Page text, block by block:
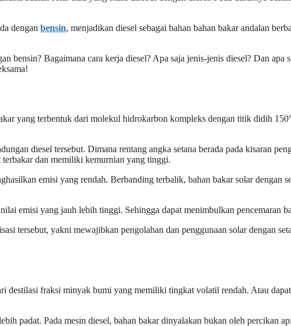
dengan bensin, menjadikan diesel sebagai bahan bahan bakar andalan
bensin? Bagaimana cara kerja diesel? Apa saja jenis-jenis diesel? Dan apa
yang terbentuk dari molekul hidrokarbon kompleks dengan titik didih
diesel tersebut. Dimana rentang angka setana berada pada kisaran
terbakar dan memiliki kemurnian yang tinggi.
emisi yang rendah. Berbanding terbalik, bahan bakar solar dengan
emisi yang jauh lebih tinggi. Sehingga dapat menimbulkan pencemaran
tersebut, yakni mewajibkan pengolahan dan penggunaan solar dengan
destilasi fraksi minyak bumi yang memiliki tingkat volatil rendah. Atau
padat. Pada mesin diesel, bahan bakar dinyalakan bukan oleh percikan